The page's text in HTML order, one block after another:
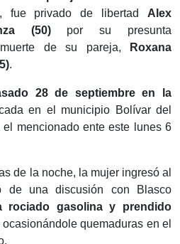
fue privado de libertad Alex
(50)por su presunta
de su pareja,
Roxana
.
28 de septiembre en la
en el municipio Bolívar del
el mencionado ente este lunes 6
de la noche, la mujer ingresó al
de una discusión con Blasco
rociado gasolina y prendido
ocasionándole quemaduras en el